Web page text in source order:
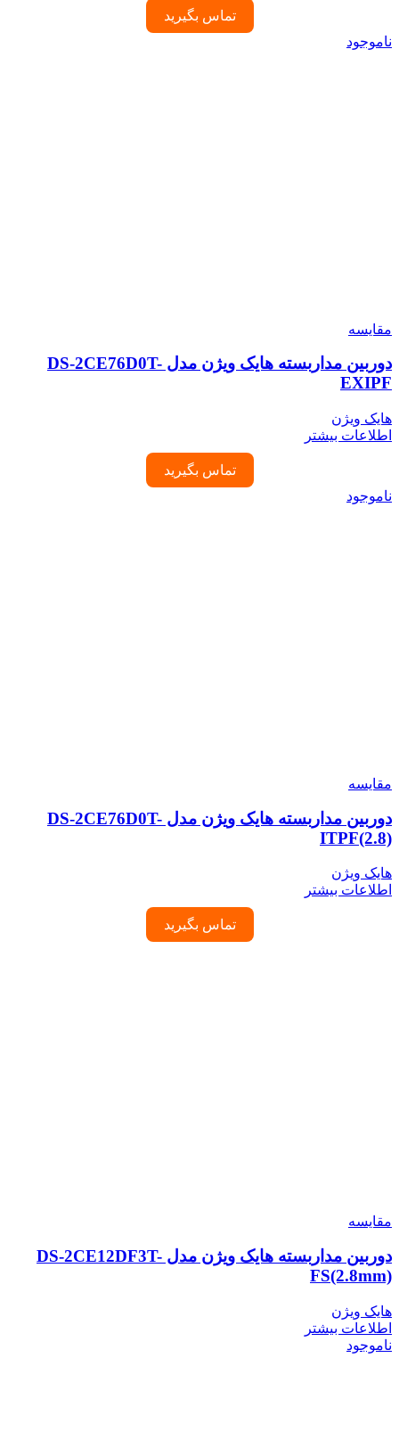
تماس بگیرید
ناموجود
مقایسه
دوربین مداربسته هایک ویژن مدل DS-2CE76D0T-
EXIPF
هایک ویژن
اطلاعات بیشتر
تماس بگیرید
ناموجود
مقایسه
دوربین مداربسته هایک ویژن مدل DS-2CE76D0T-
ITPF(2.8)
هایک ویژن
اطلاعات بیشتر
تماس بگیرید
مقایسه
دوربین مداربسته هایک ویژن مدل DS-2CE12DF3T-
FS(2.8mm)
هایک ویژن
اطلاعات بیشتر
ناموجود